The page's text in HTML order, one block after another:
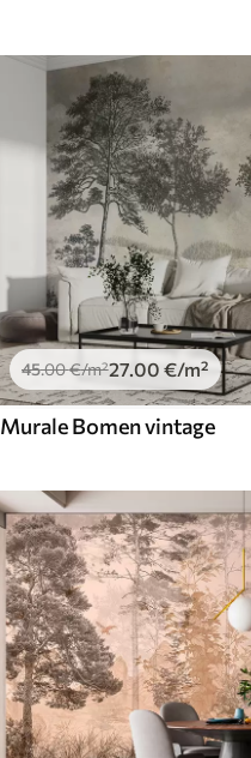
45.00€/m²27.00 €/m²
Murale Bomen vintage